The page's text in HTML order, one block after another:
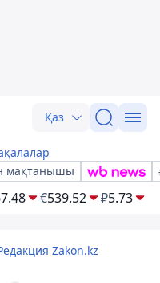
Қаз
мақтанышы
€539.52 ₽5.73
Zakon.kz